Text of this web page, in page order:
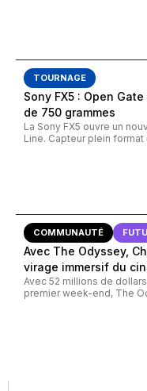
TOURNAGE
Sony FX5 : Open
de 750 grammes
La Sony FX5 ouvre un
Line. Capteur plein
COMMUNAUTÉ
Avec The Odyssey,
virage immersif du
Avec 52 millions de
premier week-end, The